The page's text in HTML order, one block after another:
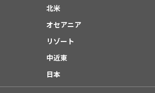
北米
オセアニア
リゾート
中近東
日本